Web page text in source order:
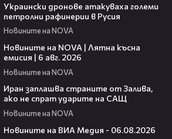
Украински дронове атакуваха големи
петролни рафинерии в Русия
Новините на NOVA
Новините на NOVA | Лятна късна
емисия | 6 авг. 2026
Новините на NOVA
Иран заплашва страните от Залива,
ако не спрат ударите на САЩ
Новините на NOVA
Новините на ВИА Медия - 06.08.2026